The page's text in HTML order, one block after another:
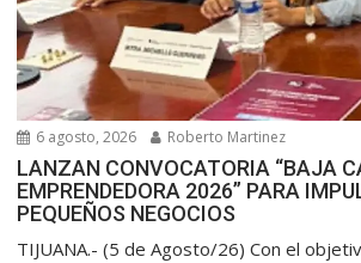
6 agosto, 2026 Roberto Martinez
LANZAN CONVOCATORIA “BAJA
EMPRENDEDORA 2026” PARA
PEQUEÑOS NEGOCIOS
TIJUANA.- (5 de Agosto/26) Con el